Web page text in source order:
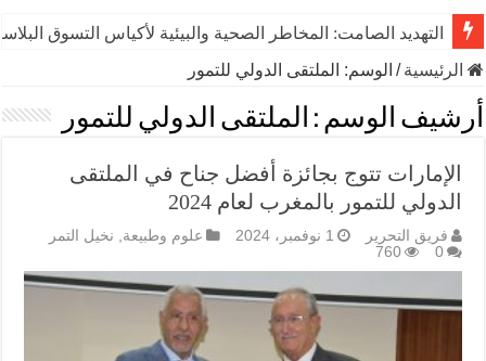
التهديد الصامت: المخاطر الصحية والبيئية لأكياس التسوق
الرئيسية/ الوسم: الملتقى الدولي للتمور
أرشيف الوسم : الملتقى الدولي للتمور
الإمارات تتوج بجائزة أفضل جناح في الملتقى
الدولي للتمور بالمغرب لعام 2024
فريق التحرير 1 نوفمبر، 2024 علوم وطبيعة, نخيل التمر
0
760